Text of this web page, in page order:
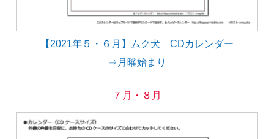
【2021年５・６月】ムク犬 CDカレンダー
⇒月曜始まり
７月・８月